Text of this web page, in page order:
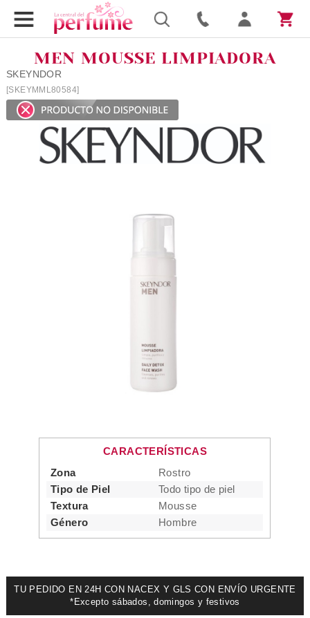
MEN MOUSSE LIMPIADORA
SKEYNDOR
[SKEYMML80584]
CARACTERÍSTICAS
Zona
Rostro
Tipo de Piel
Todo tipo de piel
Textura
Mousse
Género
Hombre
TU PEDIDO EN 24H CON NACEX Y GLS CON ENVÍO URGENTE
*Excepto sábados, domingos y festivos